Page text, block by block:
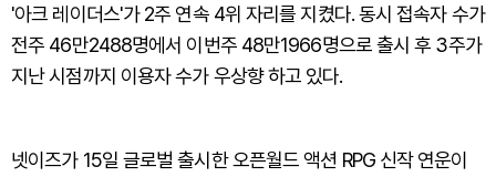
'아크 레이더스'가 2주 연속 4위 자리를 지켰다. 동시 접속자 수가
전주 46만2488명에서 이번주 48만1966명으로 출시 후 3주가
지난 시점까지 이용자 수가 우상향 하고 있다.
넷이즈가 15일 글로벌 출시한 오픈월드 액션 RPG 신작 연운이